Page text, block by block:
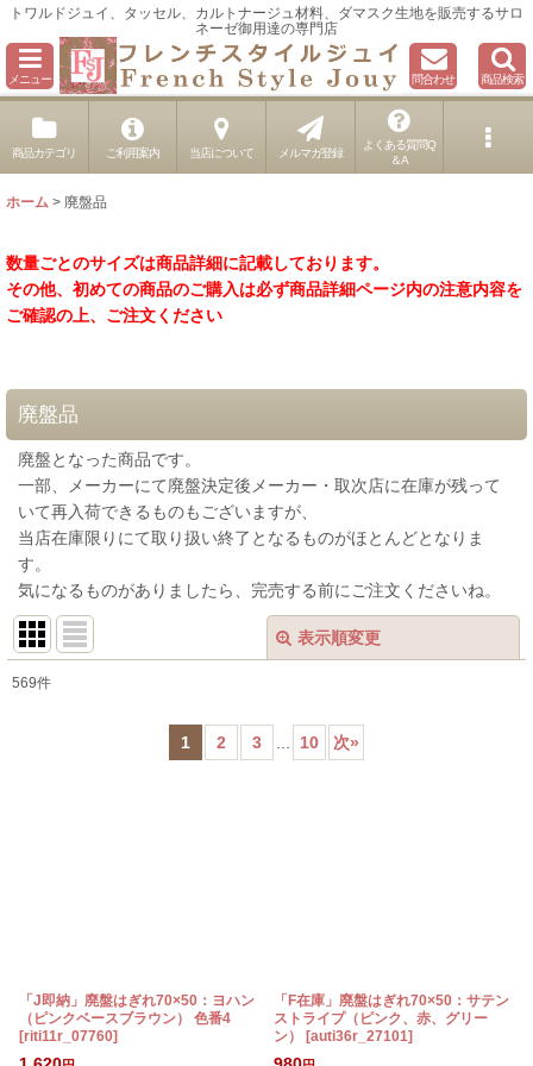
トワルドジュイ、タッセル、カルトナージュ材料、ダマスク生地を販売するサロ
ネーゼ御用達の専門店
メニュー 問合わせ 商品検索
商品カテゴリ ご利用案内 当店について メルマガ登録
よくある質問Q
＆A
ホーム > 廃盤品
数量ごとのサイズは商品詳細に記載しております。
その他、初めての商品のご購入は必ず商品詳細ページ内の注意内容を
ご確認の上、ご注文ください
廃盤品
廃盤となった商品です。
一部、メーカーにて廃盤決定後メーカー・取次店に在庫が残って
いて再入荷できるものもございますが、
当店在庫限りにて取り扱い終了となるものがほとんどとなりま
す。
気になるものがありましたら、完売する前にご注文くださいね。
表示順変更
569件
1 2 3 10 次»
「J即納」廃盤はぎれ70×50：ヨハン
（ピンクベースブラウン） 色番4
[riti11r_07760]
「F在庫」廃盤はぎれ70×50：サテン
ストライプ（ピンク、赤、グリー
ン）
[auti36r_27101]